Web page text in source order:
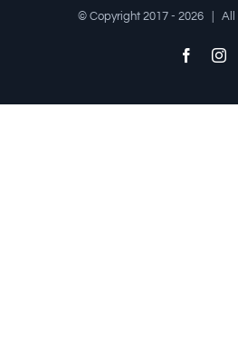
© Copyright 2017 - 2026 | All